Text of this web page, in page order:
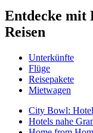
Entdecke mit
Reisen
Unterkünfte
Flüge
Reisepakete
Mietwagen
City Bowl:
Hotels nahe